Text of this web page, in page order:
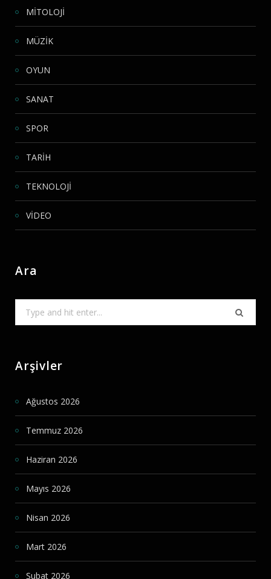
MİTOLOJİ
MÜZİK
OYUN
SANAT
SPOR
TARİH
TEKNOLOJİ
VİDEO
Ara
for:
Arşivler
Ağustos 2026
Temmuz 2026
Haziran 2026
Mayıs 2026
Nisan 2026
Mart 2026
Şubat 2026